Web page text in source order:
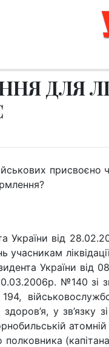
ДЛЯ
присвоєно
України від
учасникам
України
№140 зі
у